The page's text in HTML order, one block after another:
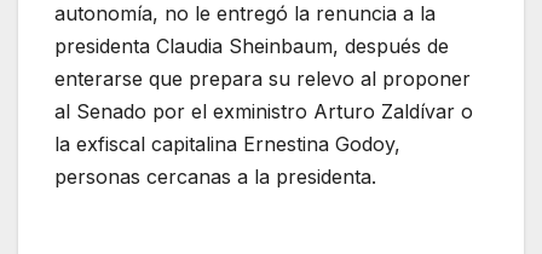
autonomía, no le entregó la renuncia a la
presidenta Claudia Sheinbaum, después de
enterarse que prepara su relevo al proponer
al Senado por el exministro Arturo Zaldívar o
la exfiscal capitalina Ernestina Godoy,
personas cercanas a la presidenta.